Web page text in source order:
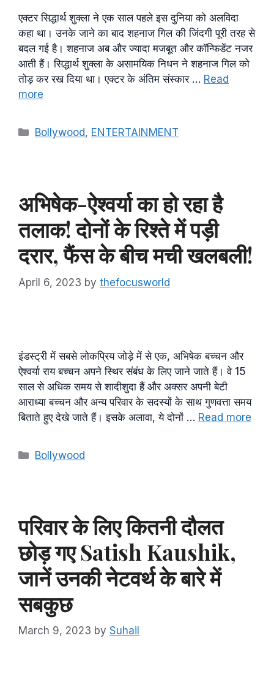
एक्टर सिद्धार्थ शुक्ला ने एक साल पहले इस दुनिया को अलविदा
कहा था। उनके जाने का बाद शहनाज गिल की जिंदगी पूरी तरह से
बदल गई है। शहनाज अब और ज्यादा मजबूत और कॉन्फिडेंट नजर
आती हैं। सिद्धार्थ शुक्ला के असामयिक निधन ने शहनाज गिल को
तोड़ कर रख दिया था। एक्टर के अंतिम संस्कार … Read
more
Categories
Bollywood, ENTERTAINMENT
अभिषेक-ऐश्वर्या का हो रहा है
तलाक! दोनों के रिश्ते में पड़ी
दरार, फैंस के बीच मची खलबली!
April 6, 2023 by thefocusworld
इंडस्ट्री में सबसे लोकप्रिय जोड़े में से एक, अभिषेक बच्चन और
ऐश्वर्या राय बच्चन अपने स्थिर संबंध के लिए जाने जाते हैं। वे 15
साल से अधिक समय से शादीशुदा हैं और अक्सर अपनी बेटी
आराध्या बच्चन और अन्य परिवार के सदस्यों के साथ गुणवत्ता समय
बिताते हुए देखे जाते हैं। इसके अलावा, ये दोनों … Read more
Categories
Bollywood
परिवार के लिए कितनी दौलत
छोड़ गए Satish Kaushik,
जानें उनकी नेटवर्थ के बारे में
सबकुछ
March 9, 2023 by Suhail